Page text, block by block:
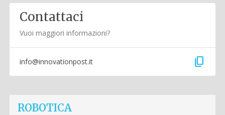
Contattaci
Vuoi maggiori informazioni?
info@innovationpost.it content_copy
ROBOTICA